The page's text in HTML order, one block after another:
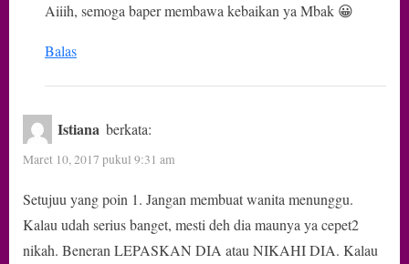
Aiiih, semoga baper membawa kebaikan ya Mbak 😀
Balas
Istiana berkata:
Maret 10, 2017 pukul 9:31 am
Setujuu yang poin 1. Jangan membuat wanita menunggu.
Kalau udah serius banget, mesti deh dia maunya ya cepet2
nikah. Beneran LEPASKAN DIA atau NIKAHI DIA. Kalau